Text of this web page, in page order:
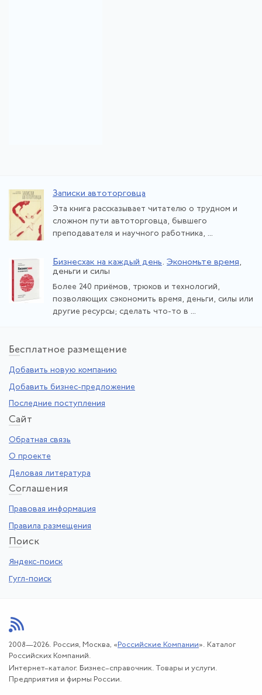
Записки автоторговца
Эта книга рассказывает читателю о трудном и
сложном пути автоторговца, бывшего
преподавателя и научного работника, ...
Бизнесхак на каждый день. Экономьте время,
деньги и силы
Более 240 приёмов, трюков и технологий,
позволяющих сэкономить время, деньги, силы или
другие ресурсы; сделать что-то в ...
Бесплатное размещение
Добавить новую компанию
Добавить бизнес-предложение
Последние поступления
Сайт
Обратная связь
О проекте
Деловая литература
Соглашения
Правовая информация
Правила размещения
Поиск
Яндекс-поиск
Гугл-поиск
2008—2026. Россия, Москва, « Российские Компании». Каталог
Российских Компаний.
Интернет–каталог. Бизнес–справочник. Товары и услуги.
Предприятия и фирмы России.